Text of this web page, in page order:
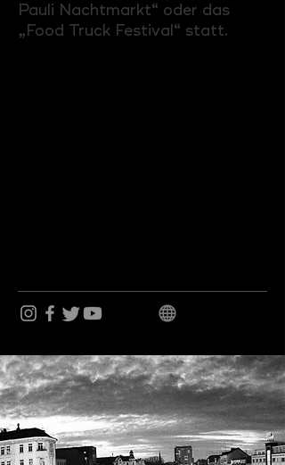
Pauli Nachtmarkt“ oder das
„Food Truck Festival“ statt.